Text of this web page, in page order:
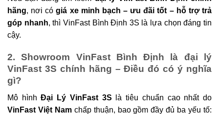
hãng, nơi cógiá xe minh bạch – ưu đãi tốt – hỗ trợ trả
góp nhanh, thì VinFast Bình Định 3S là lựa chọn đáng tin
cậy.
2. Showroom VinFast Bình Định là đại lý
VinFast 3S chính hãng – Điều đó có ý nghĩa
gì?
Mô hìnhĐại Lý VinFast 3S là tiêu chuẩn cao nhất do
VinFast Việt Namchấp thuận, bao gồm đầy đủ ba yếu tố: